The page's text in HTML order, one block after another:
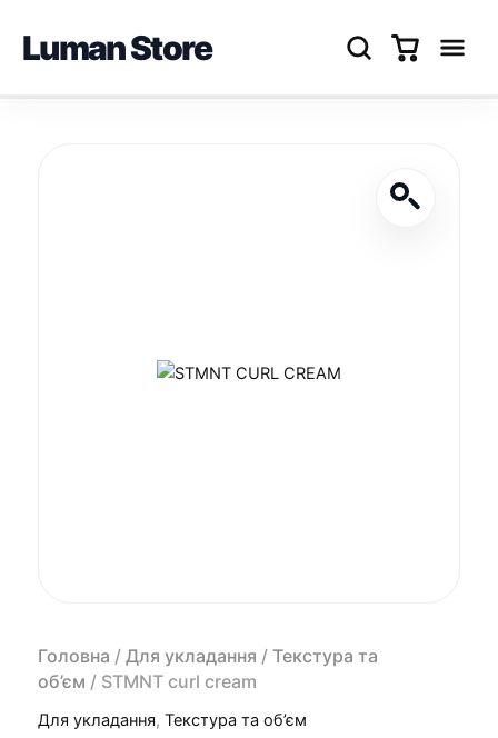
Luman Store
Головна / Для укладання / Текстура та
об’єм / STMNT curl cream
Для укладання, Текстура та об’єм